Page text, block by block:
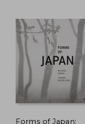
40%
Forms of Japan: